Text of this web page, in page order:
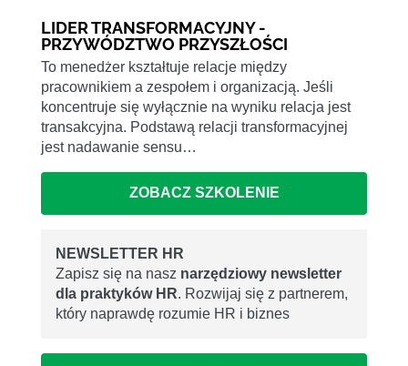
LIDER TRANSFORMACYJNY -
PRZYWÓDZTWO PRZYSZŁOŚCI
To menedżer kształtuje relacje między
pracownikiem a zespołem i organizacją. Jeśli
koncentruje się wyłącznie na wyniku relacja jest
transakcyjna. Podstawą relacji transformacyjnej
jest nadawanie sensu…
ZOBACZ SZKOLENIE
NEWSLETTER HR
Zapisz się na nasz narzędziowy newsletter
dla praktyków HR. Rozwijaj się z partnerem,
który naprawdę rozumie HR i biznes